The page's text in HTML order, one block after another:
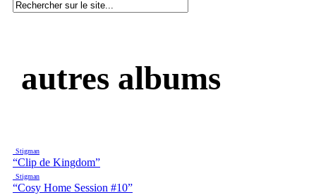
autres albums
Stigman
“Clip de Kingdom”
Stigman
“Cosy Home Session #10”